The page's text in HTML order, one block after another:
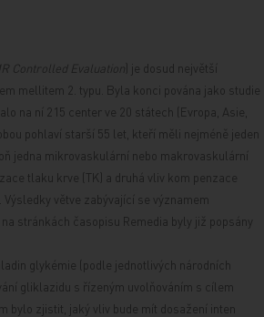
Controlled Evaluation) je dosud největší
mellitem 2. typu. Byla konci pována jako studie
na ní 215 center ve 20 státech (Evropa, Asie,
pohlaví starší 55 let, kteří měli nejméně jeden
jedna mikrovaskulární nebo makrovaskulární
tlaku krve (TK) a druhá vliv kom penzace
větve zabývající se významem
stránkách časopisu Remedia byly již popsány
glykémie (podle jednotlivých národních
gliklazidu s řízeným uvolňováním s cílem
bylo zjistit, jaký vliv bude mít dosažení inten